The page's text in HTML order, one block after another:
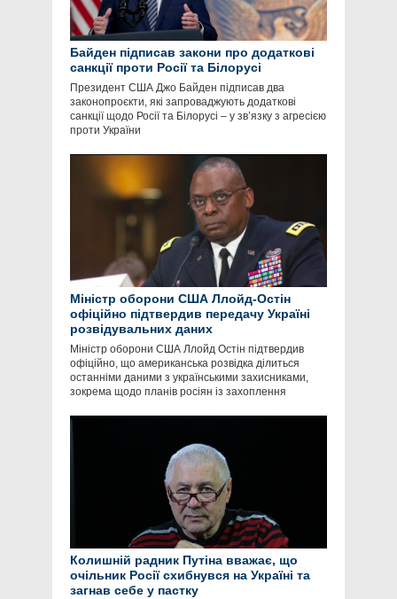
Байден підписав закони про додаткові
санкції проти Росії та Білорусі
Президент США Джо Байден підписав два
законопроєкти, які запроваджують додаткові
санкції щодо Росії та Білорусі – у зв’язку з агресією
проти України
Міністр оборони США Ллойд-Остін
офіційно підтвердив передачу Україні
розвідувальних даних
Міністр оборони США Ллойд Остін підтвердив
офіційно, що американська розвідка ділиться
останніми даними з українськими захисниками,
зокрема щодо планів росіян із захоплення
Колишній радник Путіна вважає, що
очільник Росії схибнувся на Україні та
загнав себе у пастку